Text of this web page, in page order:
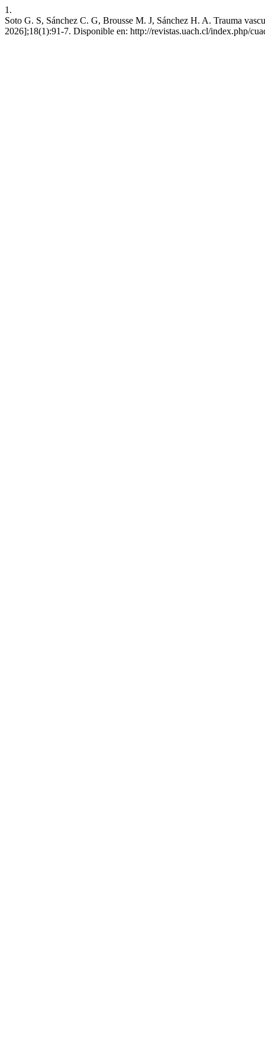
1.
Soto G. S, Sánchez C. G, Brousse M. J, Sánchez H. A. Trauma
2026];18(1):91-7. Disponible en: http://revistas.uach.cl/index.php/